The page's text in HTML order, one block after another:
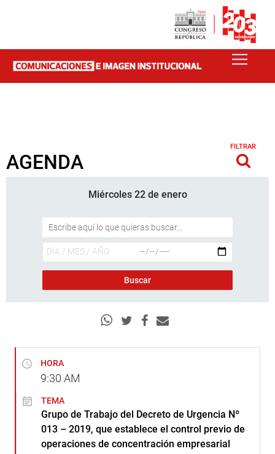
AGENDA
FILTRAR
Miércoles 22 de enero
HORA
9:30 AM
TEMA
Grupo de Trabajo del Decreto de Urgencia Nº
013 – 2019, que establece el control previo de
operaciones de concentración empresarial